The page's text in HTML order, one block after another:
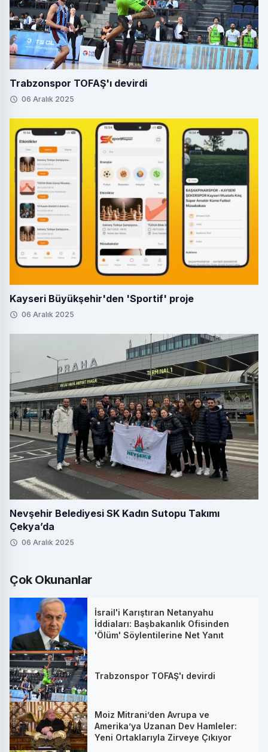
Trabzonspor TOFAŞ'ı devirdi
06 Aralık 2025
Kayseri Büyükşehir'den 'Sportif' proje
06 Aralık 2025
Nevşehir Belediyesi SK Kadın Sutopu Takımı
Çekya’da
06 Aralık 2025
Çok Okunanlar
İsrail'i Karıştıran Netanyahu
İddiaları: Başbakanlık Ofisinden
'Ölüm' Söylentilerine Net Yanıt
Trabzonspor TOFAŞ'ı devirdi
Moiz Mitrani’den Avrupa ve
Amerika’ya Uzanan Dev Hamleler:
Yeni Ortaklarıyla Zirveye Çıkıyor